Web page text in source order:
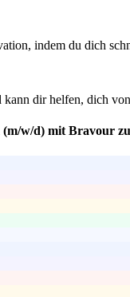
indem du dich
dir helfen, dich
w/d) mit Bravour